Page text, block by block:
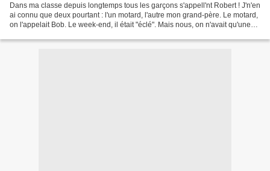
Dans ma classe depuis longtemps tous les garçons s'appell'nt Robert ! J'n'en
ai connu que deux pourtant : l'un motard, l'autre mon grand-père. Le motard,
on l'appelait Bob. Le week-end, il était "éclé". Mais nous, on n'avait qu'une